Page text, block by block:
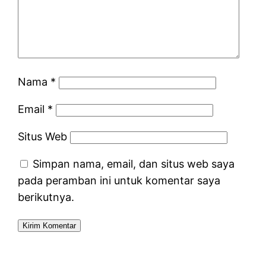
Nama *
Email *
Situs Web
Simpan nama, email, dan situs web saya
pada peramban ini untuk komentar saya
berikutnya.